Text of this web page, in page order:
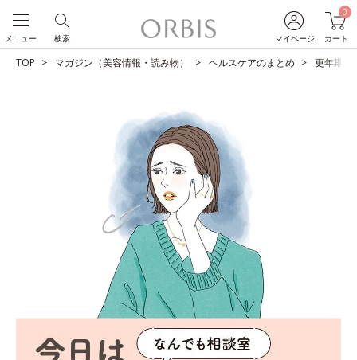
マイページ
0
カート
検索
メニュー
TOP マガジン（美容情報・読み物） ヘルスケアのまとめ 更年期の